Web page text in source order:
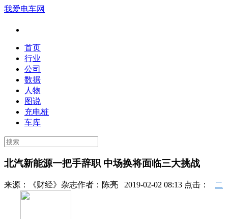
我爱电车网
首页
行业
公司
数据
人物
图说
充电桩
车库
北汽新能源一把手辞职 中场换将面临三大挑战
来源： 《财经》杂志作者： 陈亮 2019-02-02 08:13 点击： 二